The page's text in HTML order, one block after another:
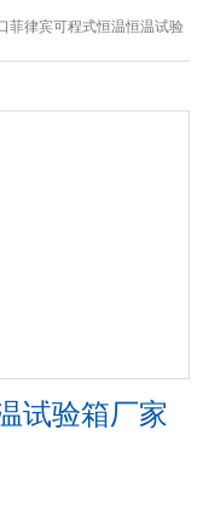
菲律宾可程式恒温恒温试验
试验箱厂家